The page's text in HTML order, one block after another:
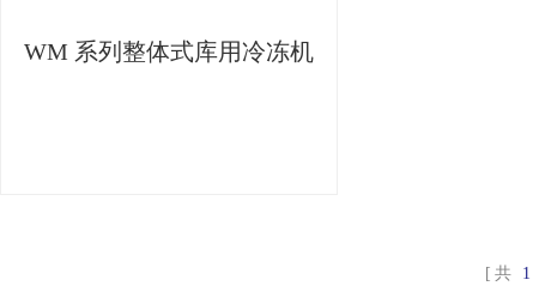
WM 系列整体式库用冷冻机
共 1